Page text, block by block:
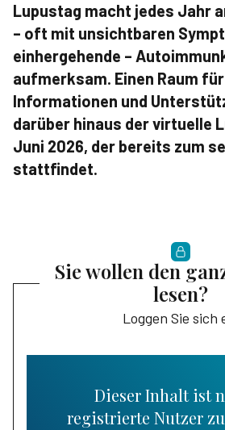
Lupustag macht jedes Jahr
– oft mit unsichtbaren
einhergehende –
aufmerksam. Einen Raum
Informationen und
darüber hinaus der virtuelle
Juni 2026, der bereits zum
stattfindet.
Sie wollen den
lesen?
Loggen Sie sich
Dieser Inhalt ist
registrierte Nutzer